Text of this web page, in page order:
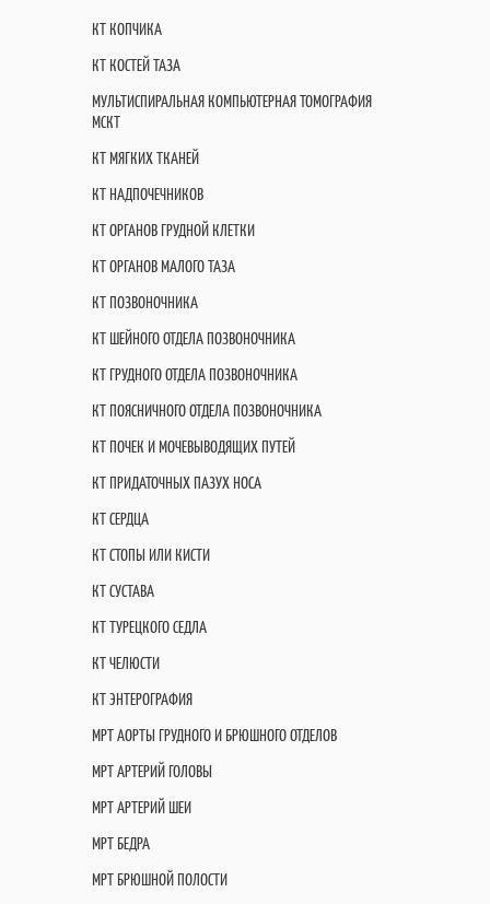
КТ КОПЧИКА
КТ КОСТЕЙ ТАЗА
МУЛЬТИСПИРАЛЬНАЯ КОМПЬЮТЕРНАЯ ТОМОГРАФИЯ
МСКТ
КТ МЯГКИХ ТКАНЕЙ
КТ НАДПОЧЕЧНИКОВ
КТ ОРГАНОВ ГРУДНОЙ КЛЕТКИ
КТ ОРГАНОВ МАЛОГО ТАЗА
КТ ПОЗВОНОЧНИКА
КТ ШЕЙНОГО ОТДЕЛА ПОЗВОНОЧНИКА
КТ ГРУДНОГО ОТДЕЛА ПОЗВОНОЧНИКА
КТ ПОЯСНИЧНОГО ОТДЕЛА ПОЗВОНОЧНИКА
КТ ПОЧЕК И МОЧЕВЫВОДЯЩИХ ПУТЕЙ
КТ ПРИДАТОЧНЫХ ПАЗУХ НОСА
КТ СЕРДЦА
КТ СТОПЫ ИЛИ КИСТИ
КТ СУСТАВА
КТ ТУРЕЦКОГО СЕДЛА
КТ ЧЕЛЮСТИ
КТ ЭНТЕРОГРАФИЯ
МРТ АОРТЫ ГРУДНОГО И БРЮШНОГО ОТДЕЛОВ
МРТ АРТЕРИЙ ГОЛОВЫ
МРТ АРТЕРИЙ ШЕИ
МРТ БЕДРА
МРТ БРЮШНОЙ ПОЛОСТИ